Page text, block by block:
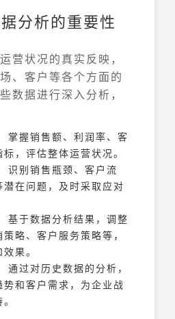
分析的重要性
营状况的真实反映，
、客户等各个方面的
数据进行深入分析，
掌握销售额、利润率、客
，评估整体运营状况。
识别销售瓶颈、客户流
在问题，及时采取应对
基于数据分析结果，调整
略、客户服务策略等，
果。
通过对历史数据的分析，
和客户需求，为企业战